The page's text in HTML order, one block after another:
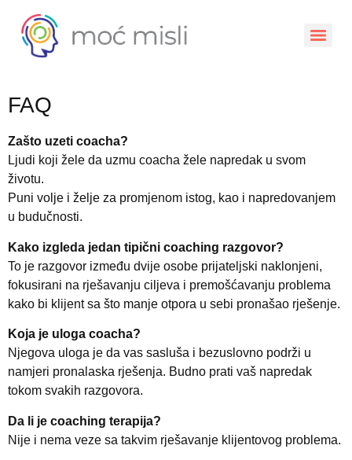
FAQ
Zašto uzeti coacha?
Ljudi koji žele da uzmu coacha žele napredak u svom
životu.
Puni volje i želje za promjenom istog, kao i napredovanjem
u budučnosti.
Kako izgleda jedan tipični coaching razgovor?
To je razgovor između dvije osobe prijateljski naklonjeni,
fokusirani na rješavanju ciljeva i premošćavanju problema
kako bi klijent sa što manje otpora u sebi pronašao rješenje.
Koja je uloga coacha?
Njegova uloga je da vas sasluša i bezuslovno podrži u
namjeri pronalaska rješenja. Budno prati vaš napredak
tokom svakih razgovora.
Da li je coaching terapija?
Nije i nema veze sa takvim rješavanje klijentovog problema.